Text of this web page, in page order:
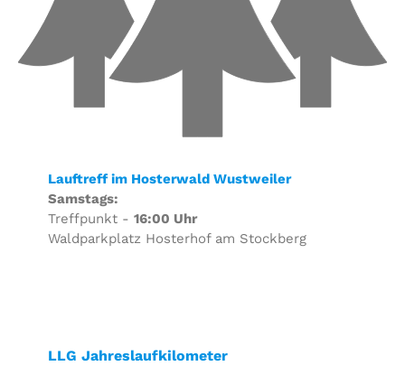
Lauftreff im Hosterwald Wustweiler
Samstags:
Treffpunkt - 16:00 Uhr
Waldparkplatz Hosterhof am Stockberg
LLG Jahreslaufkilometer